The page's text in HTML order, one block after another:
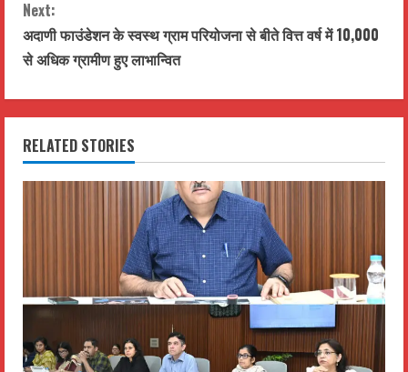
n
t
i
n
u
R
e
a
Next:
अदाणी फाउंडेशन के स्वस्थ ग्राम परियोजना से बीते वित्त वर्ष में 10,000
से अधिक ग्रामीण हुए लाभान्वित
RELATED STORIES